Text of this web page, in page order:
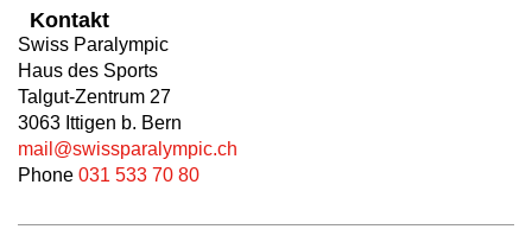
Kontakt
Swiss Paralympic
Haus des Sports
Talgut-Zentrum 27
3063 Ittigen b. Bern
mail@swissparalympic.ch
Phone 031 533 70 80